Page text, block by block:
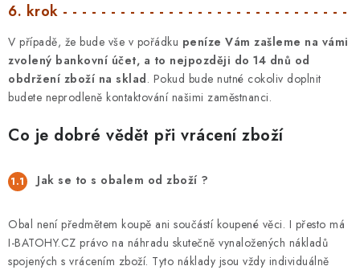
6. krok - - - - - - - - - - - - - - - - - - - - - - - - - - - - - -
V případě, že bude vše v pořádku peníze Vám zašleme na vámi
zvolený bankovní účet, a to nejpozději do 14 dnů od
obdržení zboží na sklad. Pokud bude nutné cokoliv doplnit
budete neprodleně kontaktování našimi zaměstnanci.
Co je dobré vědět při vrácení zboží
Jak se to s obalem od zboží ?
Obal není předmětem koupě ani součástí koupené věci. I přesto má
I-BATOHY.CZ právo na náhradu skutečně vynaložených nákladů
spojených s vrácením zboží. Tyto náklady jsou vždy individuálně